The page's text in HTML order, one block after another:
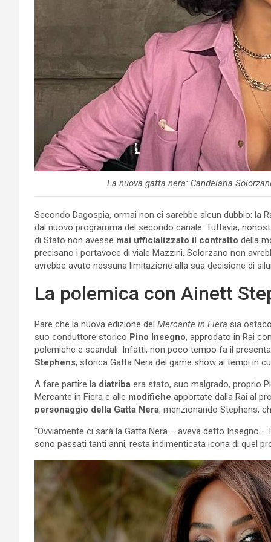
La nuova gatta nera: Candelaria
Secondo Dagospia, ormai non ci sarebbe alcun dubbio: la
dal nuovo programma del secondo canale. Tuttavia,
di Stato non avesse mai ufficializzato il contratto della
precisano i portavoce di viale Mazzini, Solorzano non
avrebbe avuto nessuna limitazione alla sua decisione di
La polemica con Ainett
Pare che la nuova edizione del Mercante in Fiera sia
suo conduttore storico Pino Insegno, approdato in Rai
polemiche e scandali. Infatti, non poco tempo fa il
Stephens, storica Gatta Nera del game show ai tempi in
A fare partire la diatriba era stato, suo malgrado, proprio
Mercante in Fiera e alle modifiche apportate dalla Rai al
personaggio della Gatta Nera, menzionando Stephens,
“Ovviamente ci sarà la Gatta Nera – aveva detto Insegno
sono passati tanti anni, resta indimenticata icona di quel